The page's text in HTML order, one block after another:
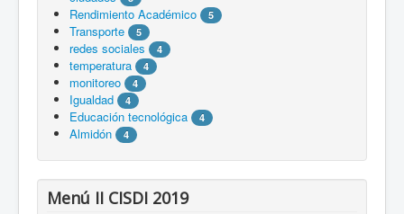
Rendimiento Académico 5
Transporte 5
redes sociales 4
temperatura 4
monitoreo 4
Igualdad 4
Educación tecnológica 4
Almidón 4
Menú II CISDI 2019